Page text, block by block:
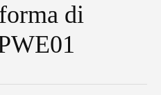
di